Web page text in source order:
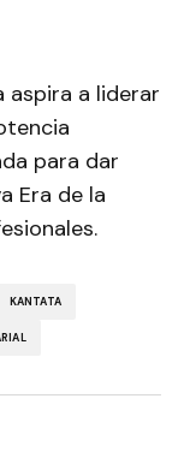
aspira a liderar
para dar
Era de la
KANTATA